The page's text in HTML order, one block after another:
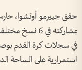
حقق جييرمو أوتشوا، حارس
بمشاركته في
في سجلات كرة القدم
استمرارية على الساحة